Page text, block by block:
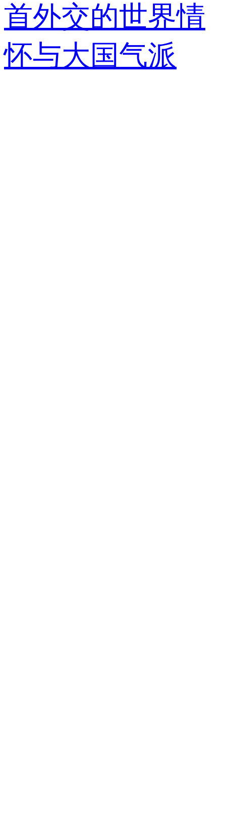
首外交的世界情
怀与大国气派